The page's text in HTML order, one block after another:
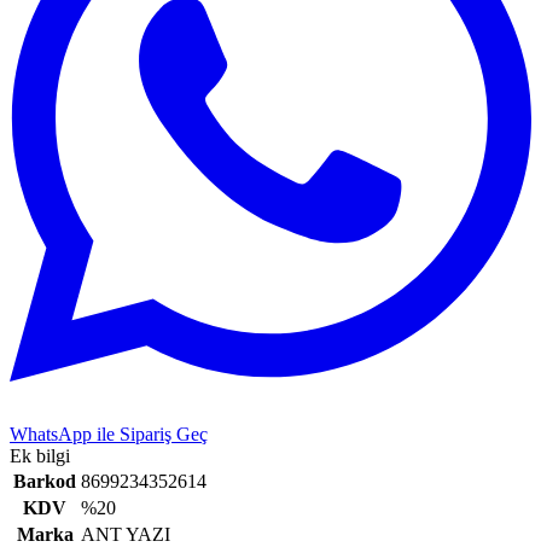
WhatsApp ile Sipariş Geç
Ek bilgi
Barkod 8699234352614
KDV
%20
Marka ANT YAZI